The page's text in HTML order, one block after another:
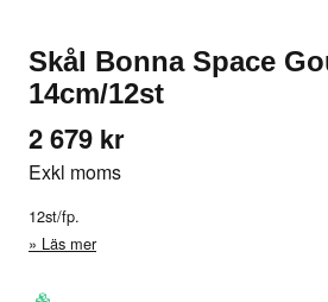
Skål Bonna Space
14cm/12st
2 679 kr
Exkl moms
12st/fp.
Läs mer